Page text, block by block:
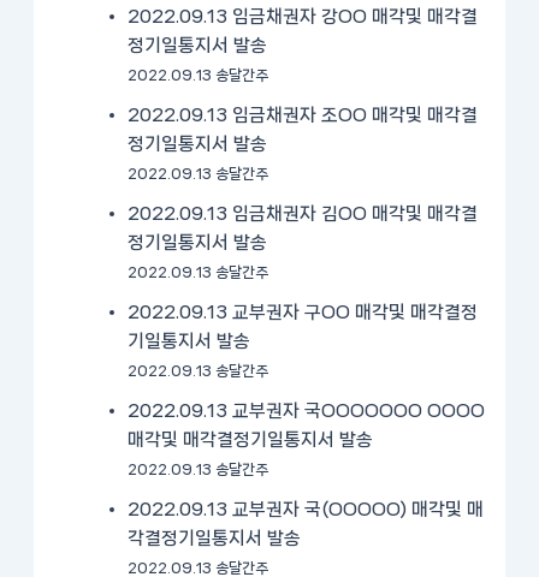
2022.09.13 임금채권자 강OO 매각및 매각결
정기일통지서 발송
2022.09.13 송달간주
2022.09.13 임금채권자 조OO 매각및 매각결
정기일통지서 발송
2022.09.13 송달간주
2022.09.13 임금채권자 김OO 매각및 매각결
정기일통지서 발송
2022.09.13 송달간주
2022.09.13 교부권자 구OO 매각및 매각결정
기일통지서 발송
2022.09.13 송달간주
2022.09.13 교부권자 국OOOOOOO OOOO
매각및 매각결정기일통지서 발송
2022.09.13 송달간주
2022.09.13 교부권자 국(OOOOO) 매각및 매
각결정기일통지서 발송
2022.09.13 송달간주